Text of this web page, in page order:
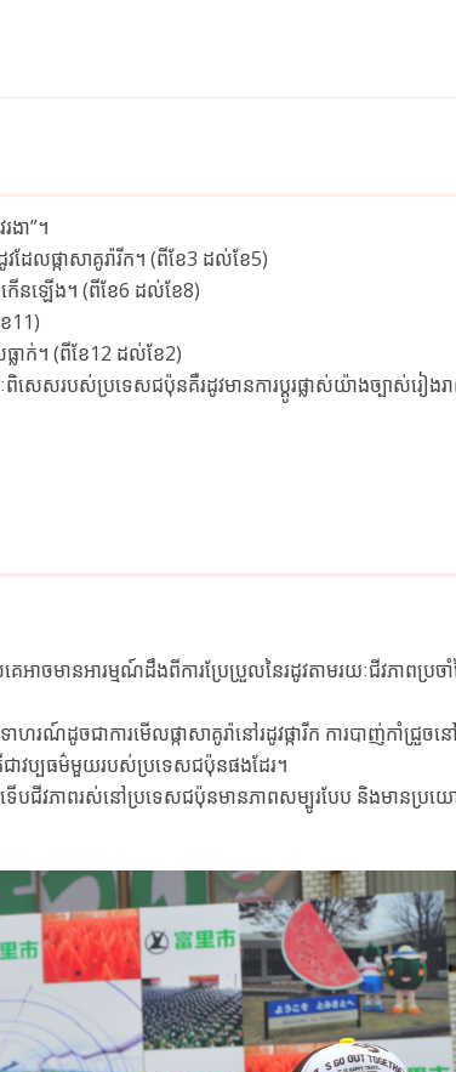
ងា”។
ែលផ្កាសាគូរ៉ារីក។ (ពីខែ3 ដល់ខែ5)
ើនឡើង។ (ពីខែ6 ដល់ខែ8)
11)
លាក់។ (ពីខែ12 ដល់ខែ2)
សេសរបស់ប្រទេសជប៉ុនគឺរដូវមានការប្ដូរផ្លាស់យ៉ាងច្បាស់រៀងរ
មានអារម្មណ៍ដឹងពីការប្រែប្រួលនៃរដូវតាមរយៈជីវភាពប្រចាំ
ហរណ៍ដូចជាការមើលផ្កាសាគូរ៉ានៅរដូវផ្ការីក ការបាញ់កាំជ្រួចនៅ
គឺជាវប្បធម៌មួយរបស់ប្រទេសជប៉ុនផងដែរ។
ទើបជីវភាពរស់នៅប្រទេសជប៉ុនមានភាពសម្បូរបែប និងមានប្រយ